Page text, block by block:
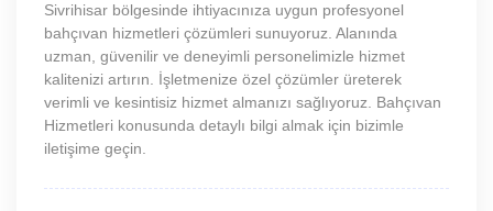
Sivrihisar bölgesinde ihtiyacınıza uygun profesyonel
bahçıvan hizmetleri çözümleri sunuyoruz. Alanında
uzman, güvenilir ve deneyimli personelimizle hizmet
kalitenizi artırın. İşletmenize özel çözümler üreterek
verimli ve kesintisiz hizmet almanızı sağlıyoruz. Bahçıvan
Hizmetleri konusunda detaylı bilgi almak için bizimle
iletişime geçin.